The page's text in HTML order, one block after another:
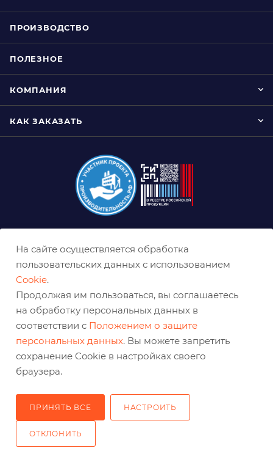
ПРОИЗВОДСТВО
ПОЛЕЗНОЕ
КОМПАНИЯ
КАК ЗАКАЗАТЬ
ekb@belabraziv.ru
На сайте осуществляется обработка
пользовательских данных с использованием
Cookie.
Продолжая им пользоваться, вы соглашаетесь
на обработку персональных данных в
соответствии с Положением о защите
персональных данных. Вы можете запретить
сохранение Cookie в настройках своего
браузера.
ПРИНЯТЬ ВСЕ НАСТРОИТЬ
ОТКЛОНИТЬ